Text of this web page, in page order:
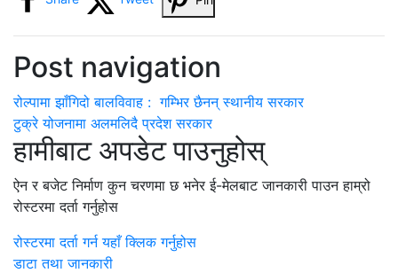
Post navigation
रोल्पामा झाँगिदो बालविवाह : गम्भिर छैनन् स्थानीय सरकार
टुक्रे योजनामा अलमलिदै प्रदेश सरकार
हामीबाट अपडेट पाउनुहोस्
ऐन र बजेट निर्माण कुन चरणमा छ भनेर ई-मेलबाट जानकारी पाउन हाम्रो
रोस्टरमा दर्ता गर्नुहोस
रोस्टरमा दर्ता गर्न यहाँ क्लिक गर्नुहोस
डाटा तथा जानकारी